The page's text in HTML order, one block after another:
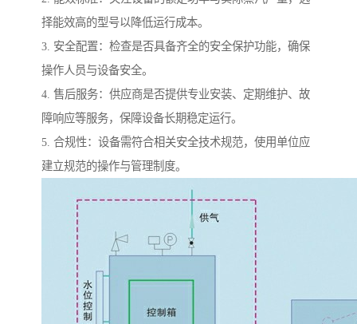
择能效高的型号以降低运行成本。
3. 安全配置：检查是否具备齐全的安全保护功能，确保
操作人员与设备安全。
4. 售后服务：供应商是否提供专业安装、定期维护、故
障响应等服务，保障设备长期稳定运行。
5. 合规性：设备需符合相关安全技术规范，使用单位应
建立规范的操作与管理制度。